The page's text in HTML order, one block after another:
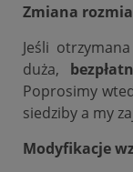
Zmiana
Jeśli
duża,
Poprosimy
siedziby a my
Modyfikacje